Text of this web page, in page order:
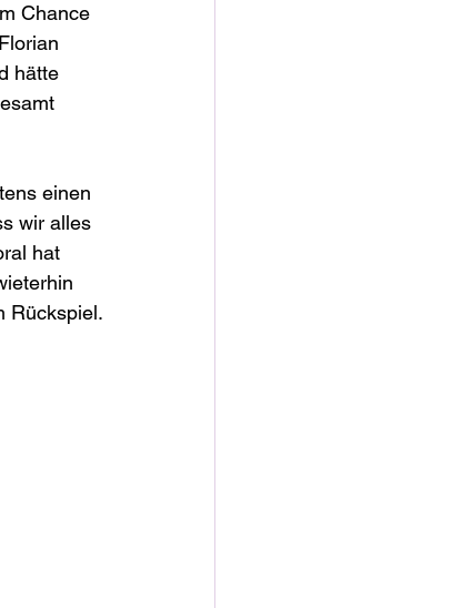
Chance
hätte
einen
wir alles
hat
Rückspiel.